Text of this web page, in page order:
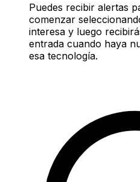
Puedes recibir alertas
comenzar
interesa y luego
entrada cuando haya
esa tecnología.